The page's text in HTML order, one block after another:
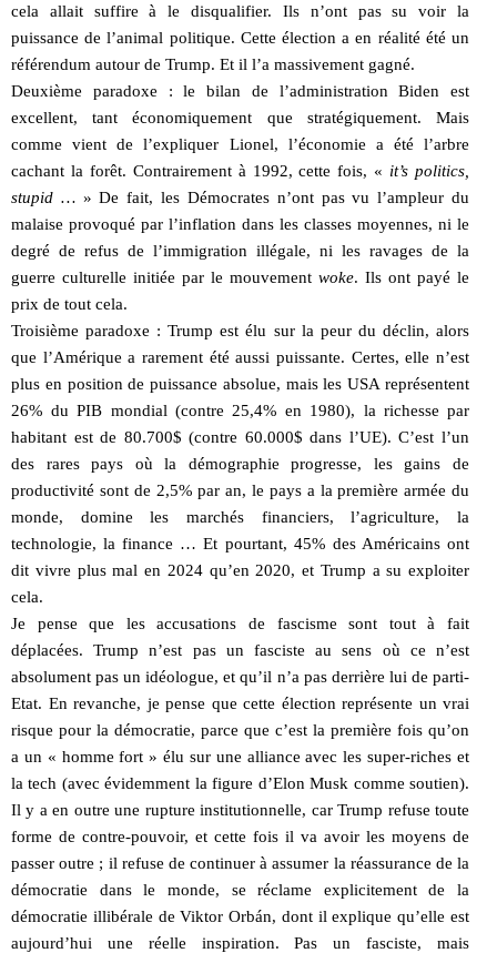
cela allait suffire à le disqualifier. Ils n’ont pas su voir la
puissance de l’animal politique. Cette élection a en réalité été un
référendum autour de Trump. Et il l’a massivement gagné.
Deuxième paradoxe : le bilan de l’administration Biden est
excellent, tant économiquement que stratégiquement. Mais
comme vient de l’expliquer Lionel, l’économie a été l’arbre
cachant la forêt. Contrairement à 1992, cette fois, « it’s politics,
stupid …» De fait, les Démocrates n’ont pas vu l’ampleur du
malaise provoqué par l’inflation dans les classes moyennes, ni le
degré de refus de l’immigration illégale, ni les ravages de la
guerre culturelle initiée par le mouvement woke. Ils ont payé le
prix de tout cela.
Troisième paradoxe : Trump est élu sur la peur du déclin, alors
que l’Amérique a rarement été aussi puissante. Certes, elle n’est
plus en position de puissance absolue, mais les USA représentent
26% du PIB mondial (contre 25,4% en 1980), la richesse par
habitant est de 80.700$ (contre 60.000$ dans l’UE). C’est l’un
des rares pays où la démographie progresse, les gains de
productivité sont de 2,5% par an, le pays a la première armée du
monde, domine les marchés financiers, l’agriculture, la
technologie, la finance … Et pourtant, 45% des Américains ont
dit vivre plus mal en 2024 qu’en 2020, et Trump a su exploiter
cela.
Je pense que les accusations de fascisme sont tout à fait
déplacées. Trump n’est pas un fasciste au sens où ce n’est
absolument pas un idéologue, et qu’il n’a pas derrière lui de parti-
Etat. En revanche, je pense que cette élection représente un vrai
risque pour la démocratie, parce que c’est la première fois qu’on
a un « homme fort » élu sur une alliance avec les super-riches et
la tech (avec évidemment la figure d’Elon Musk comme soutien).
Il y a en outre une rupture institutionnelle, car Trump refuse toute
forme de contre-pouvoir, et cette fois il va avoir les moyens de
passer outre ; il refuse de continuer à assumer la réassurance de la
démocratie dans le monde, se réclame explicitement de la
démocratie illibérale de Viktor Orbán, dont il explique qu’elle est
aujourd’hui une réelle inspiration. Pas un fasciste, mais